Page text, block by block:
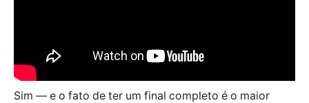
Sim — e o fato de ter um final completo é o maior